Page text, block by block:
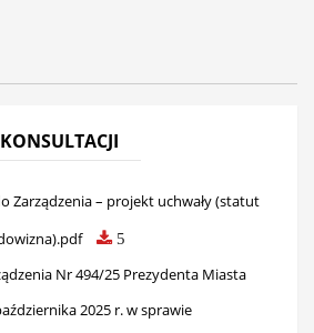
Zarządzenia – projekt uchwały (statut
5
Nr 494/25 Prezydenta Miasta
2025 r. w sprawie